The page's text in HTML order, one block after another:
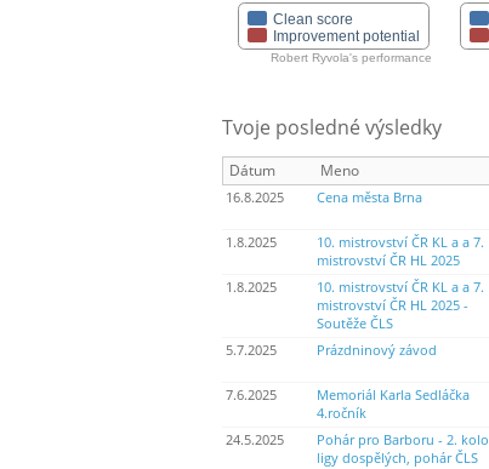
Clean score
Improvement potential
Robert Ryvola's performance
Tvoje posledné výsledky
Dátum Meno
16.8.2025 Cena města Brna
1.8.2025
10. mistrovství ČR KL a a 7.
mistrovství ČR HL 2025
1.8.2025
10. mistrovství ČR KL a a 7.
mistrovství ČR HL 2025 -
Soutěže ČLS
5.7.2025 Prázdninový závod
7.6.2025
Memoriál Karla Sedláčka
4.ročník
24.5.2025
Pohár pro Barboru - 2. kolo
ligy dospělých, pohár ČLS